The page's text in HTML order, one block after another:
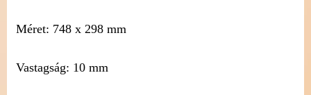
Méret: 748 x 298 mm
Vastagság: 10 mm